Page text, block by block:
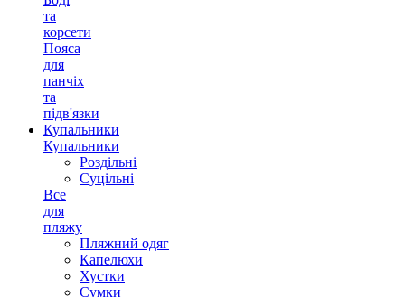
та
корсети
Пояса
для
панчіх
та
підв'язки
Купальники
Купальники
Роздільні
Суцільні
Все
для
пляжу
Пляжний одяг
Капелюхи
Хустки
Сумки